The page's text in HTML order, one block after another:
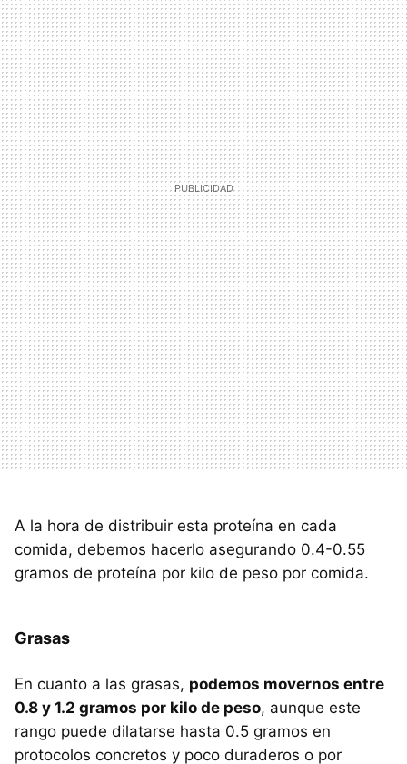
A la hora de distribuir esta proteína en cada
comida, debemos hacerlo asegurando 0.4-0.55
gramos de proteína por kilo de peso por comida.
Grasas
En cuanto a las grasas, podemos movernos entre
0.8 y 1.2 gramos por kilo de peso, aunque este
rango puede dilatarse hasta 0.5 gramos en
protocolos concretos y poco duraderos o por